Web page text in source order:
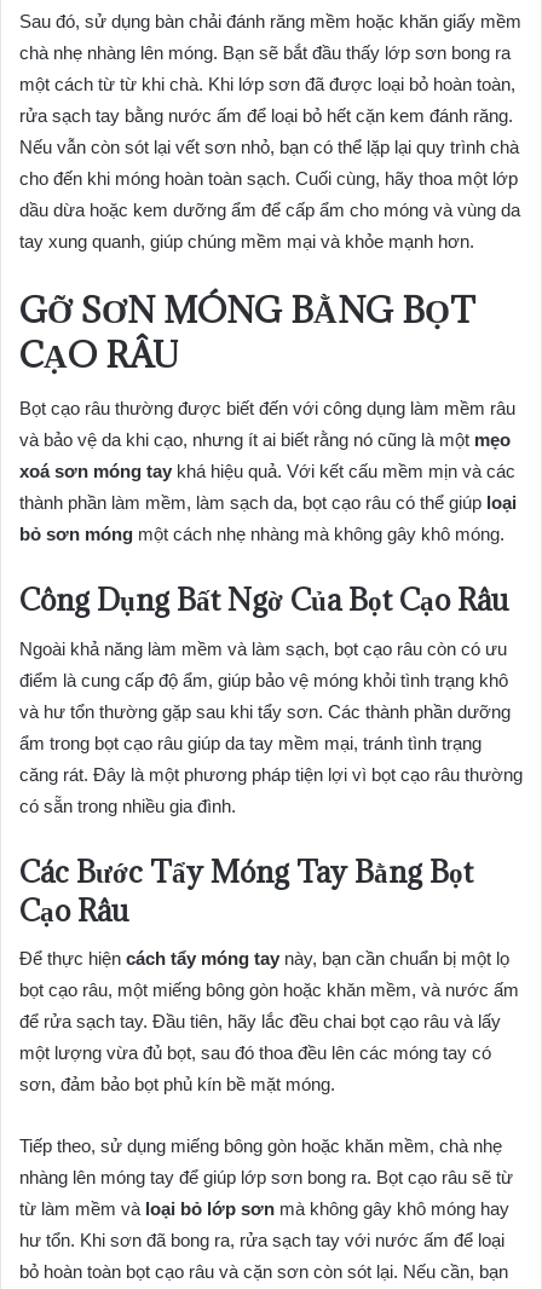
Sau đó, sử dụng bàn chải đánh răng mềm hoặc khăn giấy mềm
chà nhẹ nhàng lên móng. Bạn sẽ bắt đầu thấy lớp sơn bong ra
một cách từ từ khi chà. Khi lớp sơn đã được loại bỏ hoàn toàn,
rửa sạch tay bằng nước ấm để loại bỏ hết cặn kem đánh răng.
Nếu vẫn còn sót lại vết sơn nhỏ, bạn có thể lặp lại quy trình chà
cho đến khi móng hoàn toàn sạch. Cuối cùng, hãy thoa một lớp
dầu dừa hoặc kem dưỡng ẩm để cấp ẩm cho móng và vùng da
tay xung quanh, giúp chúng mềm mại và khỏe mạnh hơn.
GỠ SƠN MÓNG BẰNG BỌT
CẠO RÂU
Bọt cạo râu thường được biết đến với công dụng làm mềm râu
và bảo vệ da khi cạo, nhưng ít ai biết rằng nó cũng là một mẹo
xoá sơn móng tay khá hiệu quả. Với kết cấu mềm mịn và các
thành phần làm mềm, làm sạch da, bọt cạo râu có thể giúp loại
bỏ sơn móng một cách nhẹ nhàng mà không gây khô móng.
Công Dụng Bất Ngờ Của Bọt Cạo Râu
Ngoài khả năng làm mềm và làm sạch, bọt cạo râu còn có ưu
điểm là cung cấp độ ẩm, giúp bảo vệ móng khỏi tình trạng khô
và hư tổn thường gặp sau khi tẩy sơn. Các thành phần dưỡng
ẩm trong bọt cạo râu giúp da tay mềm mại, tránh tình trạng
căng rát. Đây là một phương pháp tiện lợi vì bọt cạo râu thường
có sẵn trong nhiều gia đình.
Các Bước Tẩy Móng Tay Bằng Bọt
Cạo Râu
Để thực hiện cách tẩy móng tay này, bạn cần chuẩn bị một lọ
bọt cạo râu, một miếng bông gòn hoặc khăn mềm, và nước ấm
để rửa sạch tay. Đầu tiên, hãy lắc đều chai bọt cạo râu và lấy
một lượng vừa đủ bọt, sau đó thoa đều lên các móng tay có
sơn, đảm bảo bọt phủ kín bề mặt móng.
Tiếp theo, sử dụng miếng bông gòn hoặc khăn mềm, chà nhẹ
nhàng lên móng tay để giúp lớp sơn bong ra. Bọt cạo râu sẽ từ
từ làm mềm và loại bỏ lớp sơn mà không gây khô móng hay
hư tổn. Khi sơn đã bong ra, rửa sạch tay với nước ấm để loại
bỏ hoàn toàn bọt cạo râu và cặn sơn còn sót lại. Nếu cần, bạn